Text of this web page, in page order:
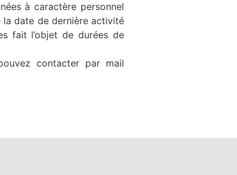
à caractère personnel
date de dernière activité
fait l’objet de durées de
contacter par mail